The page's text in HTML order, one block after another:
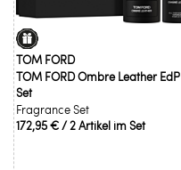
TOM FORD
TOM FORD Ombre Leather EdP
Set
Fragrance Set
172,95 €/ 2 Artikel im Set